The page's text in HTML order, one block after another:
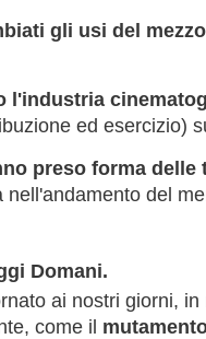
gli usi del
l'industria
ed esercizio)
preso forma delle
nell'andamento del
Domani.
ai nostri giorni,
come il